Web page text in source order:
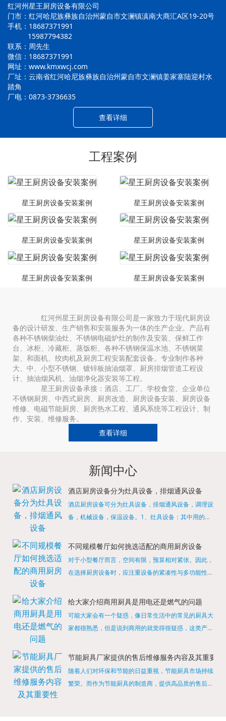
红河州星王厨房设备有限公司
门市：红河哈尼族彝族自治州蒙自市文澜镇滇南大商汇A区19-20号
手机：18687371991
15987794382
联系：周先生
微信：18687371991
网址：www.kmxwcj.com
厂址：云南省红河哈尼族彝族自治州蒙自市文澜镇姜家寨陆迎村水
踏角
厂电：0873-3736635
查看详细
工程案例
星王厨房设备安装案例 星王厨房设备安装案例
星王厨房设备安装案例 星王厨房设备安装案例
星王厨房设备安装案例 星王厨房设备安装案例
红河州星王厨房设备有限公司是一家致力于现代厨房设
备的设计研发、生产销售和安装服务为一体的生产企业。产品有
各种不锈钢柴油灶、不锈钢电磁炉灶的制作及安装、保鲜工作
台、冰柜、冷藏柜、蒸饭柜、各种不锈钢保温水池、不锈钢菜
架、和面机、绞肉机及厨房工程安装配套设备。专业制作各种
大、中、小型不锈钢、镀锌板抽油烟罩、厨房排烟管道工程设
计、抽油烟风机、油烟净化器安装等工程。
星王厨房设备承接：酒店、工厂、学校食堂、企业单位
不锈钢厨房、中西式厨房、厨房改造、厨房设备安装、厨房设备
维修、电磁节能厨房、厨房热水工程、通风系统等工程设计、制
作、安装、维修服务。
查看详细
新闻中心
酒店厨房设备分为灶具设备，排烟通风设备
酒店厨房设备可分为灶具设备，排烟通风设备，调理设
备，机械设备，保温设备。1、灶具设备：其中用的较
缺少的，经过相关检测证明的合格设备才能进行使用，
不同规模餐厅如何挑选适配的商用厨房设备
对于小型餐厅而言，空间有限，预算相对紧张。因此，
在选择厨房设备时，应注重设备的紧凑性与多功能性。
烹饪设备，既能节省空间，又能满足多样化的烹饪需
给大家介绍商用厨具是用电还是燃气的问题
可能大家会有一个疑惑，像日常生活中的常见的厨具大
家都很熟悉，但是说到商用的就觉得很疑惑，这类产品
店用的就是商用的吗?还真别说，真被大家猜对了，这
节能厨具厂家提供的售后维修服务内容及其重要性
随着人们对环保和节能的日益重视，节能厨具市场持续
繁荣。而作为节能厨具的制造商，提供高品质的售后维